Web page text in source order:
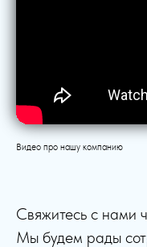
Видео про нашу компанию
Свяжитесь с нами
Мы будем рады